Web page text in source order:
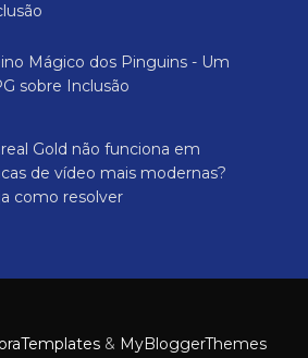
Mágico dos Pinguins - Um
sobre Inclusão
Gold não funciona em
de vídeo mais modernas?
como resolver
& MyBloggerThemes